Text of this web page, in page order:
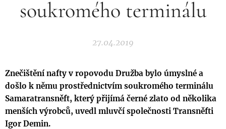
soukromého terminálu
27.04.2019
Znečištění nafty v ropovodu Družba bylo úmyslné a
došlo k němu prostřednictvím soukromého terminálu
Samaratransněft, který přijímá černé zlato od několika
menších výrobců, uvedl mluvčí společnosti Transněfti
Igor Demin.